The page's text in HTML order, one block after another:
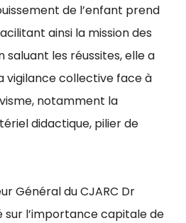
de l’enfant prend
ainsi la mission des
saluant les réussites, elle a
vigilance collective face à
notamment la
didactique, pilier de
Général du CJARC Dr
sur l’importance capitale de